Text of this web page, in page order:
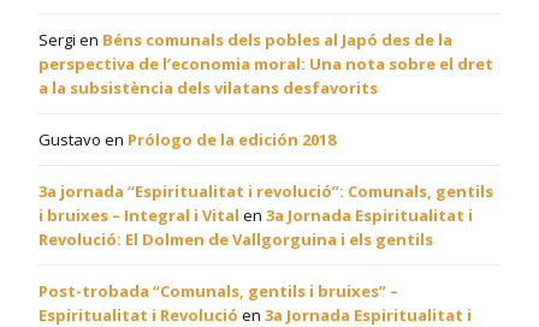
Sergi en Béns comunals dels pobles al Japó des de la
perspectiva de l’economia moral: Una nota sobre el dret
a la subsistència dels vilatans desfavorits
Gustavo en Prólogo de la edición 2018
3a jornada “Espiritualitat i revolució”: Comunals, gentils
i bruixes – Integral i Vital en 3a Jornada Espiritualitat i
Revolució: El Dolmen de Vallgorguina i els gentils
Post-trobada “Comunals, gentils i bruixes” –
Espiritualitat i Revolució en 3a Jornada Espiritualitat i